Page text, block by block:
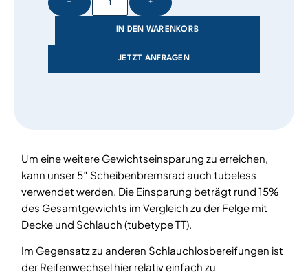
− +
IN DEN WARENKORB
JETZT ANFRAGEN
Um eine weitere Gewichtseinsparung zu erreichen,
kann unser 5″ Scheibenbremsrad auch tubeless
verwendet werden. Die Einsparung beträgt rund 15%
des Gesamtgewichts im Vergleich zu der Felge mit
Decke und Schlauch (tubetype TT).
Im Gegensatz zu anderen Schlauchlosbereifungen ist
der Reifenwechsel hier relativ einfach zu